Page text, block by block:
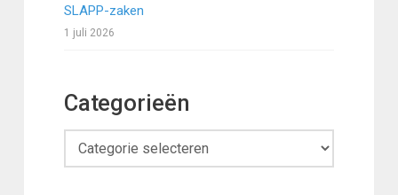
SLAPP-zaken
1 juli 2026
Categorieën
Categorieën